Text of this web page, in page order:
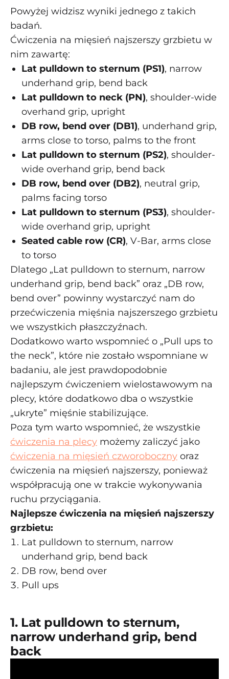
Powyżej widzisz wyniki jednego z takich
badań.
Ćwiczenia na mięsień najszerszy grzbietu w
nim zawartę:
Lat pulldown to sternum (PS1), narrow
underhand grip, bend back
Lat pulldown to neck (PN), shoulder-wide
overhand grip, upright
DB row, bend over (DB1), underhand grip,
arms close to torso, palms to the front
Lat pulldown to sternum (PS2), shoulder-
wide overhand grip, bend back
DB row, bend over (DB2), neutral grip,
palms facing torso
Lat pulldown to sternum (PS3), shoulder-
wide overhand grip, upright
Seated cable row (CR), V-Bar, arms close
to torso
Dlatego „Lat pulldown to sternum, narrow
underhand grip, bend back” oraz „DB row,
bend over” powinny wystarczyć nam do
przećwiczenia mięśnia najszerszego grzbietu
we wszystkich płaszczyźnach.
Dodatkowo warto wspomnieć o „Pull ups to
the neck”, które nie zostało wspomniane w
badaniu, ale jest prawdopodobnie
najlepszym ćwiczeniem wielostawowym na
plecy, które dodatkowo dba o wszystkie
„ukryte” mięśnie stabilizujące.
Poza tym warto wspomnieć, że wszystkie
ćwiczenia na plecy możemy zaliczyć jako
ćwiczenia na mięsień czworoboczny oraz
ćwiczenia na mięsień najszerszy, ponieważ
współpracują one w trakcie wykonywania
ruchu przyciągania.
Najlepsze ćwiczenia na mięsień najszerszy
grzbietu:
Lat pulldown to sternum, narrow
underhand grip, bend back
DB row, bend over
Pull ups
1. Lat pulldown to sternum,
narrow underhand grip, bend
back